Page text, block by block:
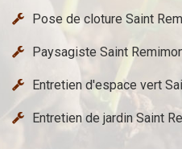
Pose de cloture Saint
Paysagiste Saint
Entretien d'espace vert
Entretien de jardin Saint